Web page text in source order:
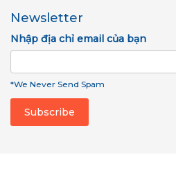
Newsletter
Nhập địa chỉ email của bạn
*We Never Send Spam